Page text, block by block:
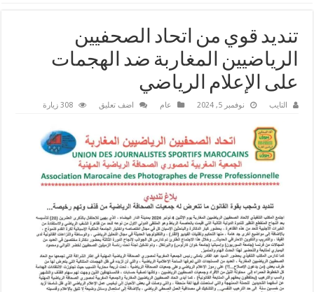
تنديد قوي من اتحاد الصحفيين
الرياضيين المغاربة ضد الهجمات
على الإعلام الرياضي
التايب نوفمبر 5, 2024 عام اضف تعليق 308 زيارة